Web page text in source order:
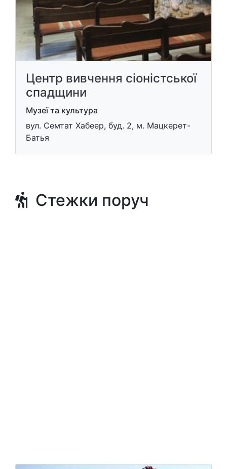
Центр вивчення сіоністської
спадщини
Музеї та культура
вул. Семтат Хабеер, буд. 2, м. Мацкерет-
Батья
Стежки поруч